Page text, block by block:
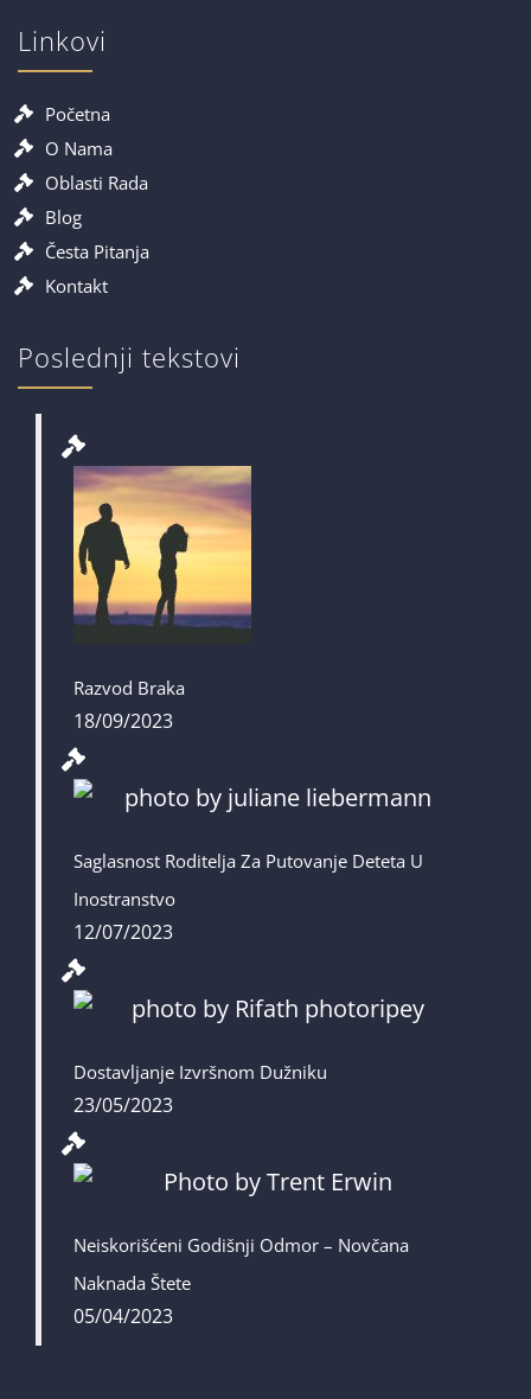
Linkovi
Početna
O Nama
Oblasti Rada
Blog
Česta Pitanja
Kontakt
Poslednji tekstovi
Razvod Braka
18/09/2023
Saglasnost Roditelja Za Putovanje Deteta U
Inostranstvo
12/07/2023
Dostavljanje Izvršnom Dužniku
23/05/2023
Neiskorišćeni Godišnji Odmor – Novčana
Naknada Štete
05/04/2023